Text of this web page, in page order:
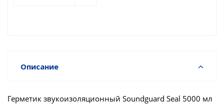
Описание
Герметик звукоизоляционный Soundguard Seal 5000 мл